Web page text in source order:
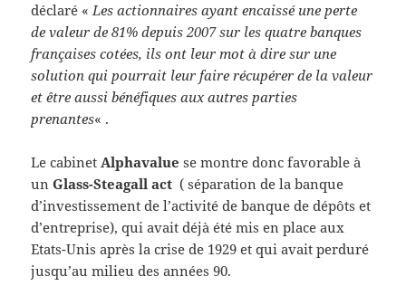
déclaré «Les actionnaires ayant encaissé une perte
de valeur de 81% depuis 2007 sur les quatre banques
françaises cotées, ils ont leur mot à dire sur une
solution qui pourrait leur faire récupérer de la valeur
et être aussi bénéfiques aux autres parties
prenantes« .
Le cabinetAlphavalue se montre donc favorable à
unGlass-Steagall act ( séparation de la banque
d’investissement de l’activité de banque de dépôts et
d’entreprise), qui avait déjà été mis en place aux
Etats-Unis après la crise de 1929 et qui avait perduré
jusqu’au milieu des années 90.